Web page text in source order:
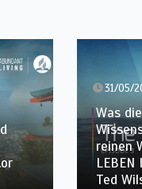
3 |
24/05/
Der
FÜLLE